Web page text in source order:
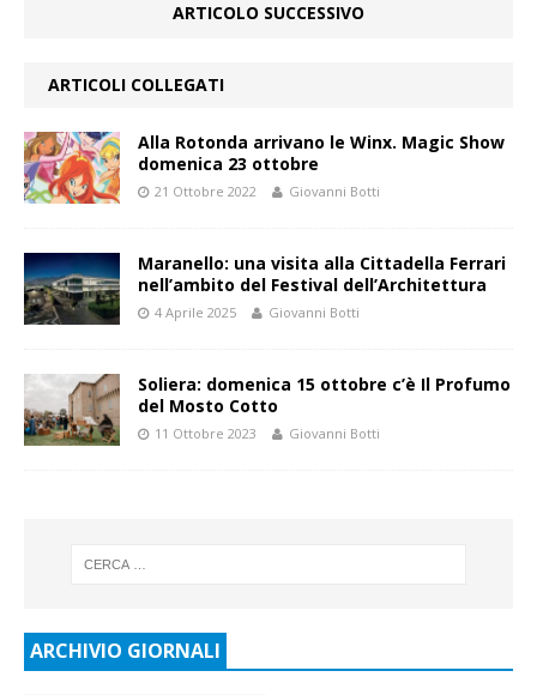
ARTICOLO SUCCESSIVO
ARTICOLI COLLEGATI
Alla Rotonda arrivano le Winx. Magic Show
domenica 23 ottobre
21 Ottobre 2022 Giovanni Botti
Maranello: una visita alla Cittadella Ferrari
nell’ambito del Festival dell’Architettura
4 Aprile 2025 Giovanni Botti
Soliera: domenica 15 ottobre c’è Il Profumo
del Mosto Cotto
11 Ottobre 2023 Giovanni Botti
ARCHIVIO GIORNALI